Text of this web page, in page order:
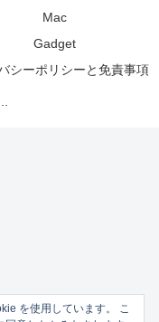
Mac
Gadget
シーポリシーと免責事項
を使用しています。 こ